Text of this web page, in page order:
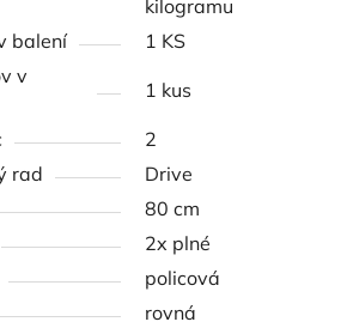
kilogramu
balení
1 KS
v
1 kus
2
rad
Drive
80 cm
2x plné
policová
rovná